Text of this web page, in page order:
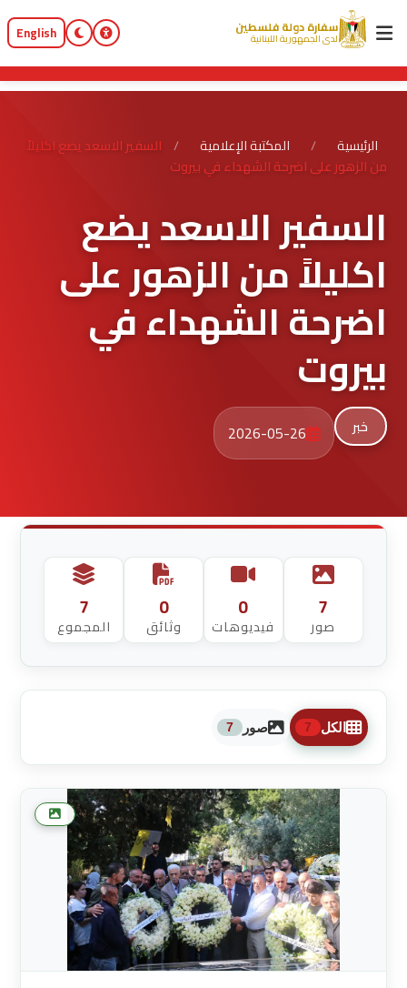
سفارة دولة فلسطين
لدى الجمهورية اللبنانية English
الرئيسية / المكتبة الإعلامية / السفير الاسعد يضع اكليلاً
من الزهور على اضرحة الشهداء في بيروت
السفير الاسعد يضع
اكليلاً من الزهور على
اضرحة الشهداء في
بيروت
خبر 2026-05-26
7
صور
0
فيديوهات
0
وثائق
7
المجموع
الكل 7 صور 7